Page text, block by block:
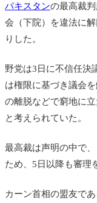
パキスタンの最高裁
会（下院）を違法に
りした。
野党は3日に不信任決
は権限に基づき議会
の離脱などで窮地に立
と考えられていた。
最高裁は声明の中で
ため、5日以降も審理
カーン首相の盟友で